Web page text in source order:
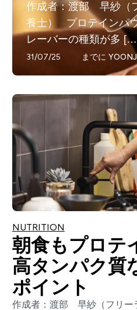
作成者：渡部 早紗（
養士） プロテインパ
レーバーの種類が多
31/07/25 までに
NUTRITION
朝食もプロテ
高タンパク質
ポイント
作成者：渡部 早紗（フリー